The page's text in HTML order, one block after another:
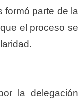
formó parte de la
el proceso se
la delegación